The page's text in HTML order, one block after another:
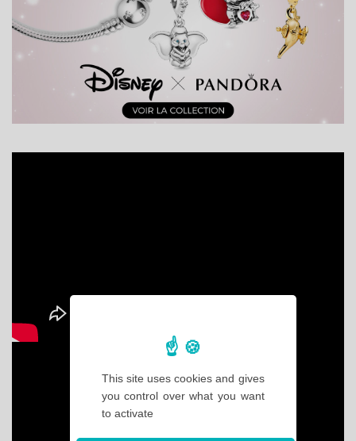
This site uses cookies and gives
you control over what you want
to activate